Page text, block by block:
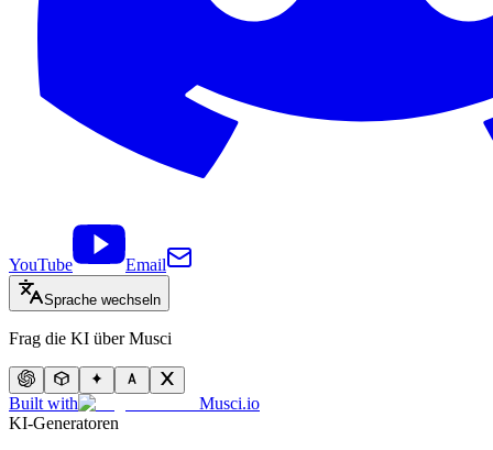
YouTube Email
Sprache wechseln
Frag die KI über Musci
Built with
Musci.io
KI-Generatoren